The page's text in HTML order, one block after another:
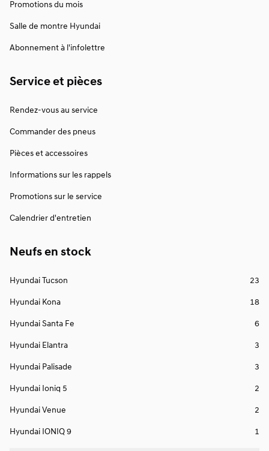
Promotions du mois
Salle de montre Hyundai
Abonnement à l'infolettre
Service et pièces
Rendez-vous au service
Commander des pneus
Pièces et accessoires
Informations sur les rappels
Promotions sur le service
Calendrier d'entretien
Neufs en stock
Hyundai Tucson 23
Hyundai Kona 18
Hyundai Santa Fe 6
Hyundai Elantra 3
Hyundai Palisade 3
Hyundai Ioniq 5 2
Hyundai Venue 2
Hyundai IONIQ 9 1